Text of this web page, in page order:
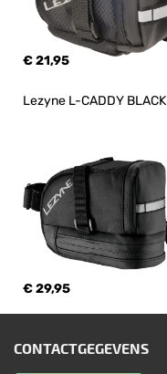
€ 21,95
Lezyne L-CADDY BLACK
€ 29,95
CONTACTGEGEVENS